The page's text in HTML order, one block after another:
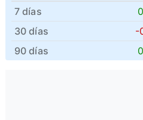
7 días
30 días
-
90 días